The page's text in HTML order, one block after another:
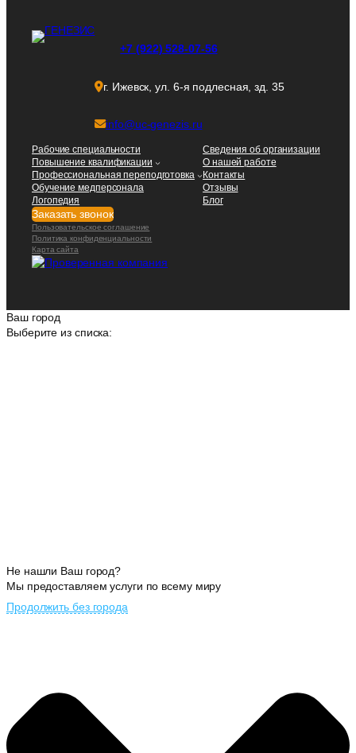
+7 (922) 528-07-56
г. Ижевск, ул. 6-я подлесная, зд. 35
info@uc-genezis.ru
Рабочие специальности
Повышение квалификации
Профессиональная переподготовка
Обучение медперсонала
Логопедия
Сведения об организации
О нашей работе
Контакты
Отзывы
Блог
Заказать звонок
Пользовательское соглашение
Политика конфиденциальности
Карта сайта
Ваш город
Выберите из списка:
Не нашли Ваш город?
Мы предоставляем услуги по всему миру
Продолжить без города